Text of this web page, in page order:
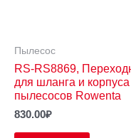
Пылесос
RS-RS8869,
для шланга и корпуса
пылесосов Rowenta
830.00₽